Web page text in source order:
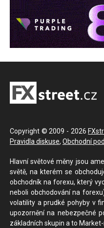
Copyright © 2009 - 2026
Pravidla diskuse, Obchodní
Hlavní světové měny jsou
světě, na kterém se
obchodník na forexu, který
neboli obchodování na
volatility a prudké pohyby v
upozornění na nebezpečné
základních skupin a to